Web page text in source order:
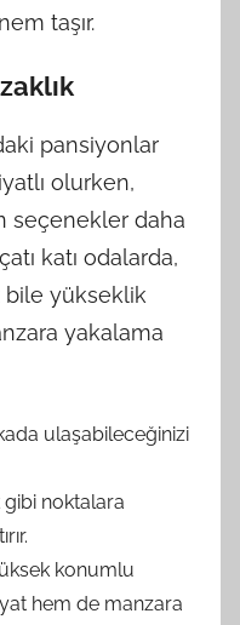
taşır.
pansiyonlar
olurken,
seçenekler daha
katı odalarda,
bile yükseklik
yakalama
ulaşabileceğinizi
noktalara
konumlu
hem de manzara